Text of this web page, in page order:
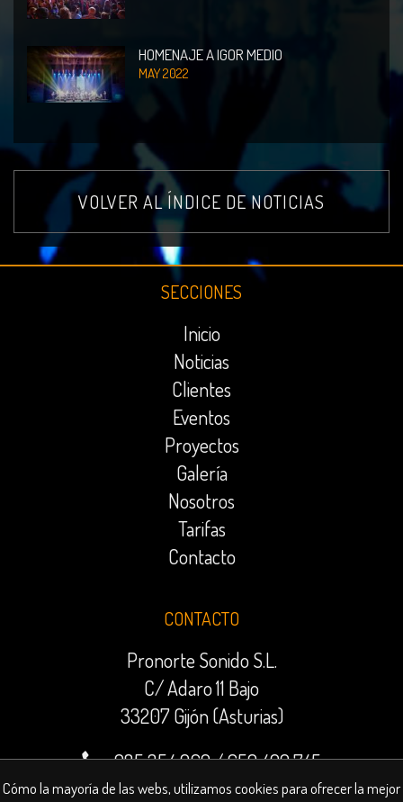
Cómo la mayoría de las webs, utilizamos cookies para ofrecer la mejor
HOMENAJE A IGOR MEDIO
MAY 2022
VOLVER AL ÍNDICE DE NOTICIAS
SECCIONES
Inicio
Noticias
Clientes
Eventos
Proyectos
Galería
Nosotros
Tarifas
Contacto
CONTACTO
Pronorte Sonido S.L.
C/ Adaro 11 Bajo
33207 Gijón (Asturias)
985 354 969/659 499 745
contratacion@pronorte.es